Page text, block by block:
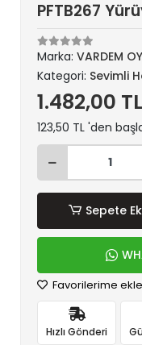
PFTB267
Marka:VARDEM
Kategori: Sevimli
1.482,00 TL
123,50 TL 'den
Sepete
Favorilerime ekle
Hızlı Gönderi